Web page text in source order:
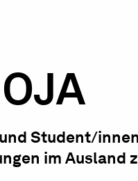
Student/
im Ausland